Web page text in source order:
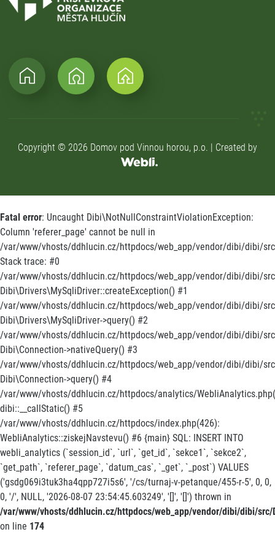
Copyright © 2026 Domov pod Vinnou horou, p.o. | Created by
Fatal error: Uncaught Dibi\NotNullConstraintViolationException:
Column 'referer_page' cannot be null in
/var/www/vhosts/ddhlucin.cz/httpdocs/web_app/vendor/dibi/dibi/
Stack trace: #0
/var/www/vhosts/ddhlucin.cz/httpdocs/web_app/vendor/dibi/dibi/
Dibi\Drivers\MySqliDriver::createException() #1
/var/www/vhosts/ddhlucin.cz/httpdocs/web_app/vendor/dibi/dibi/
Dibi\Drivers\MySqliDriver->query() #2
/var/www/vhosts/ddhlucin.cz/httpdocs/web_app/vendor/dibi/dibi/
Dibi\Connection->nativeQuery() #3
/var/www/vhosts/ddhlucin.cz/httpdocs/web_app/vendor/dibi/dibi/
Dibi\Connection->query() #4
/var/www/vhosts/ddhlucin.cz/httpdocs/analytics/
dibi::__callStatic() #5
/var/www/vhosts/ddhlucin.cz/httpdocs/index.php(426):
WebliAnalytics::ziskejNavstevu() #6 {main} SQL: INSERT INTO
webli_analytics (`session_id`, `url`, `get_id`, `sekce1`, `sekce2`,
`get_path`, `referer_page`, `datum_cas`, `_get`, `_post`) VALUES
('gsdg069i3tuk3ha4qpp727i5s6', '/cs/turnaj-v-petanque/455-r-5', 0, 0,
0, '/', NULL, '2026-08-07 23:54:45.603249', '[]', '[]') thrown in
/var/www/vhosts/ddhlucin.cz/httpdocs/web_app/vendor/dibi/dibi/
on line 174